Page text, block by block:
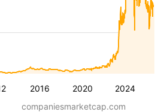
2016 2020 2024
companiesmarketcap.com